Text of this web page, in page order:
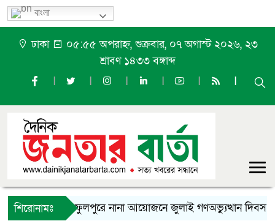
বাংলা
ঢাকা
০৫:৫৫ অপরাহ্ন, শুক্রবার, ০৭ অগাস্ট ২০২৬, ২৩
শ্রাবণ ১৪৩৩ বঙ্গাব্দ
শিরোনামঃ ফুলপুরে নানা আয়োজনে জুলাই গণঅভ্যুত্থান দিবস